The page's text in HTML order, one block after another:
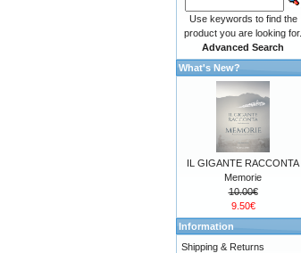
Use keywords to find the
product you are looking for.
Advanced Search
What's New?
IL GIGANTE RACCONTA
Memorie
10.00€
9.50€
Information
Shipping & Returns